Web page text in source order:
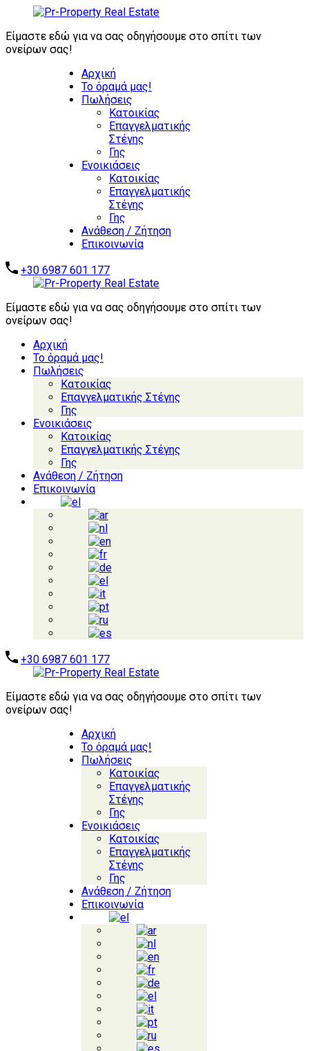
Είμαστε εδώ για να σας οδηγήσουμε στο σπίτι των
ονείρων σας!
Αρχική
Το όραμά μας!
Πωλήσεις
Κατοικίας
Επαγγελματικής
Στέγης
Γης
Ενοικιάσεις
Κατοικίας
Επαγγελματικής
Στέγης
Γης
Ανάθεση / Ζήτηση
Επικοινωνία
+30 6987 601 177
Είμαστε εδώ για να σας οδηγήσουμε στο σπίτι των
ονείρων σας!
Αρχική
Το όραμά μας!
Πωλήσεις
Κατοικίας
Επαγγελματικής Στέγης
Γης
Ενοικιάσεις
Κατοικίας
Επαγγελματικής Στέγης
Γης
Ανάθεση / Ζήτηση
Επικοινωνία
+30 6987 601 177
Είμαστε εδώ για να σας οδηγήσουμε στο σπίτι των
ονείρων σας!
Αρχική
Το όραμά μας!
Πωλήσεις
Κατοικίας
Επαγγελματικής
Στέγης
Γης
Ενοικιάσεις
Κατοικίας
Επαγγελματικής
Στέγης
Γης
Ανάθεση / Ζήτηση
Επικοινωνία
ΖΗΤΟΥΝΤΑΙ
ΑΜΕΣΑ:
ΕΠΕΝΔΥΤΙΚΑ
ΑΥΤΟΤΕΛΗ
ΑΞΙΟΛΟΓΑ
ΑΚΙΝΗΤΑ -
ΞΕΝΟΔΟΧΕΙΑ -
ΑΠΟΘΗΚΕΣ -
ΒΙΟΜΗΧΑΝΙΚΑ
Επικοινωνήστε μαζί μας